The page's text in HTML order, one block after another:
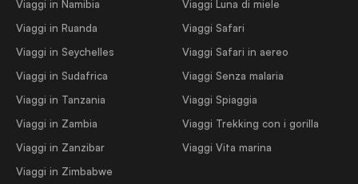
Viaggi in Namibia
Viaggi in Ruanda
Viaggi in Seychelles
Viaggi in Sudafrica
Viaggi in Tanzania
Viaggi in Zambia
Viaggi in Zanzibar
Viaggi in Zimbabwe
Viaggi Luna di miele
Viaggi Safari
Viaggi Safari in aereo
Viaggi Senza malaria
Viaggi Spiaggia
Viaggi Trekking con i gorilla
Viaggi Vita marina